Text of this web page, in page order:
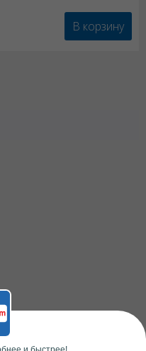
В корзину